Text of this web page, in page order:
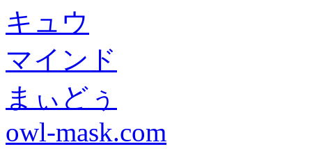
キュウ
マインド
まぃどぅ
owl-mask.com